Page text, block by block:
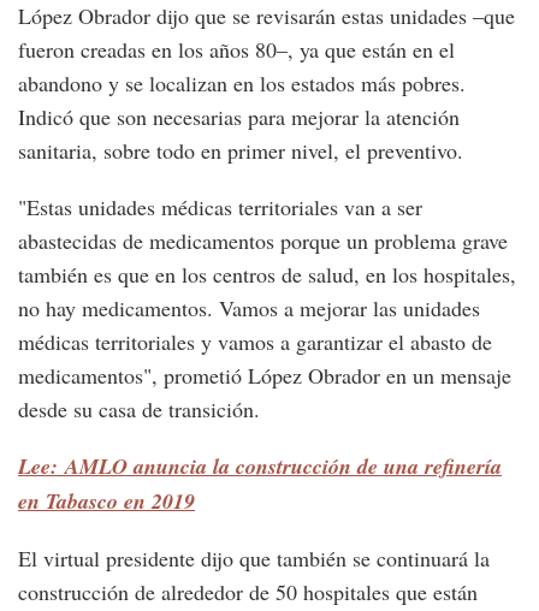
López Obrador dijo que se revisarán estas unidades –que
fueron creadas en los años 80–, ya que están en el
abandono y se localizan en los estados más pobres.
Indicó que son necesarias para mejorar la atención
sanitaria, sobre todo en primer nivel, el preventivo.
"Estas unidades médicas territoriales van a ser
abastecidas de medicamentos porque un problema grave
también es que en los centros de salud, en los hospitales,
no hay medicamentos. Vamos a mejorar las unidades
médicas territoriales y vamos a garantizar el abasto de
medicamentos", prometió López Obrador en un mensaje
desde su casa de transición.
Lee: AMLO anuncia la construcción de una refinería
en Tabasco en 2019
El virtual presidente dijo que también se continuará la
construcción de alrededor de 50 hospitales que están